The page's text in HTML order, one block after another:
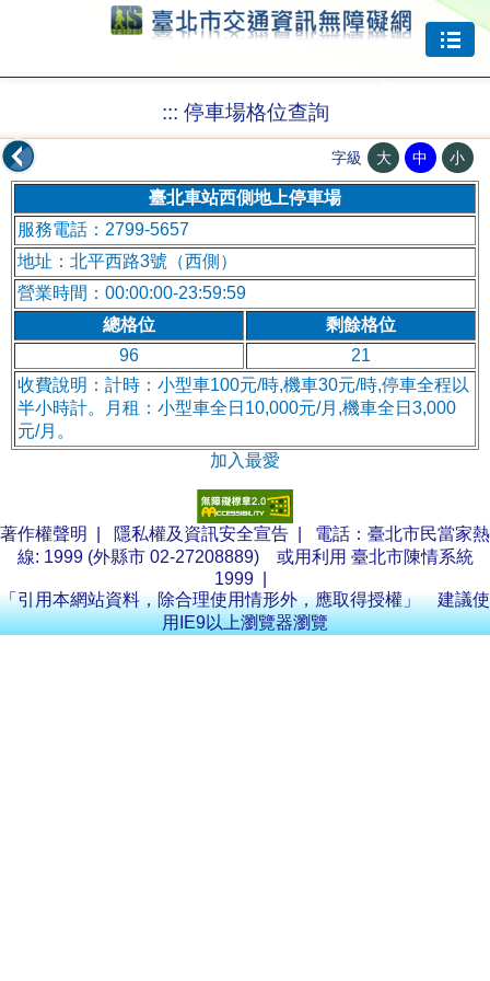
::: 停車場格位查詢
字級 大 中 小
臺北車站西側地上停車場
服務電話：2799-5657
地址：北平西路3號（西側）
營業時間：00:00:00-23:59:59
總格位
剩餘格位
96
21
收費說明：計時：小型車100元/時,機車30元/時,停車全程以
半小時計。月租：小型車全日10,000元/月,機車全日3,000
元/月。
加入最愛
著作權聲明 隱私權及資訊安全宣告 | 電話：臺北市民當家熱
線: 1999 (外縣市 02-27208889) 或用利用 臺北市陳情系統
1999
「引用本網站資料，除合理使用情形外，應取得授權」 建議使
用IE9以上瀏覽器瀏覽